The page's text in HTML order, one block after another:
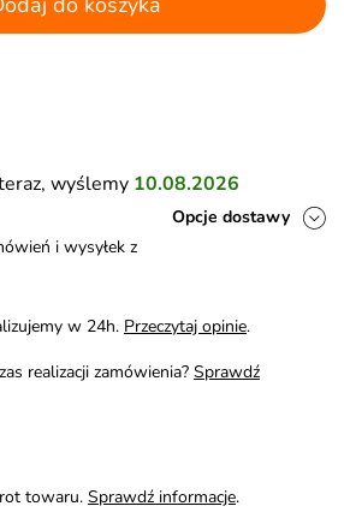
wyślemy 10.08.2026
Opcje dostawy
i wysyłek z
w 24h. Przeczytaj opinie.
realizacji zamówienia? Sprawdź
towaru. Sprawdź informacje.